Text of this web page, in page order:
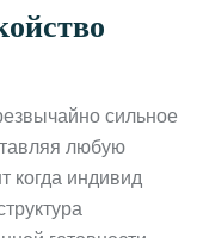
сильное
любую
когда индивид